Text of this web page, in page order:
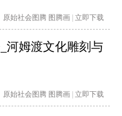
原始社会图腾 图腾画 立即下载
河姆渡文化雕刻与
原始社会图腾 图腾画 立即下载